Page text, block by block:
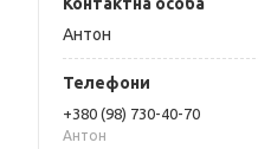
Антон
+380 (98) 730-40-70
Антон